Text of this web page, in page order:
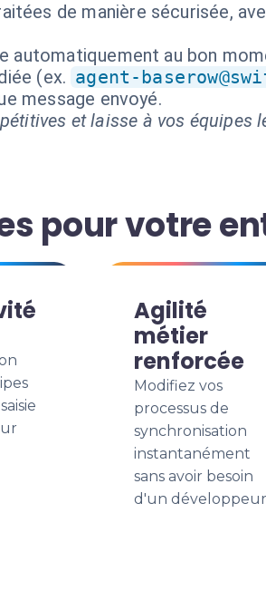
de manière sécurisée,
automatiquement au bon
(ex. agent-
message envoyé.
et laisse à vos équipes
pour votre
Agilité
métier
renforcée
Modifiez vos
processus de
synchronisation
instantanément
sans avoir besoin
d'un